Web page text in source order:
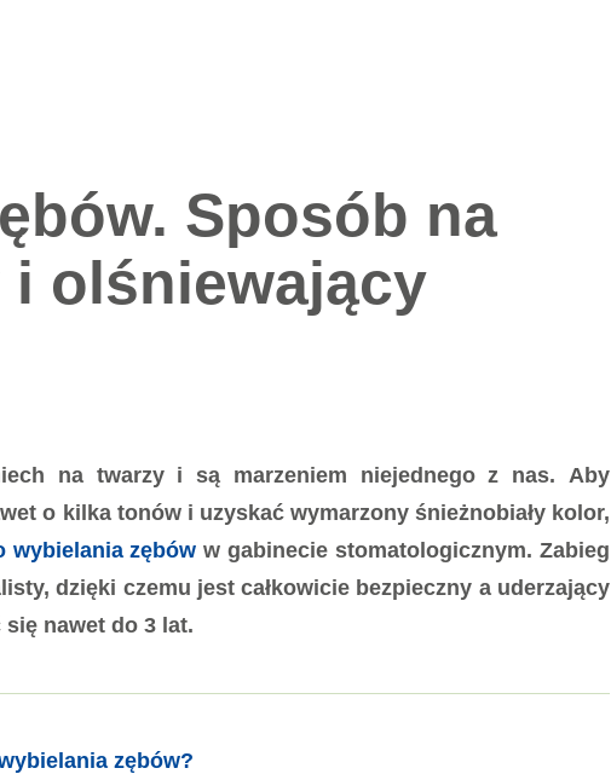
Sposób na
i olśniewający
na twarzy i są marzeniem niejednego z nas. Aby
o kilka tonów i uzyskać wymarzony śnieżnobiały kolor,
wybielania zębów w gabinecie stomatologicznym. Zabieg
dzięki czemu jest całkowicie bezpieczny a uderzający
nawet do 3 lat.
zębów?